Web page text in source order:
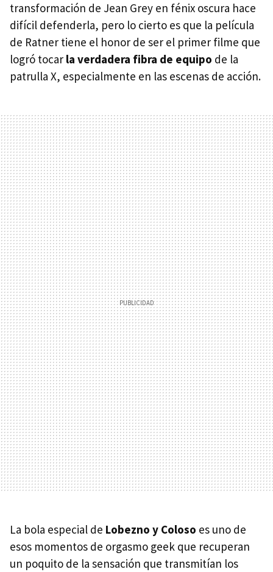
transformación de Jean Grey en fénix oscura hace
difícil defenderla, pero lo cierto es que la película
de Ratner tiene el honor de ser el primer filme que
logró tocar la verdadera fibra de equipo de la
patrulla X, especialmente en las escenas de acción.
La bola especial de Lobezno y Coloso es uno de
esos momentos de orgasmo geek que recuperan
un poquito de la sensación que transmitían los